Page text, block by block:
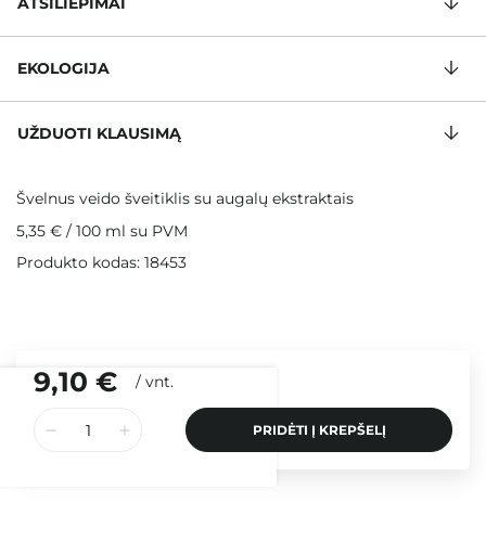
9,10 € / vnt.
PRIDĖTI Į KREPŠELĮ
EKOLOGIJA
UŽDUOTI KLAUSIMĄ
Švelnus veido šveitiklis su augalų ekstraktais
5,35 € / 100 ml su PVM
Produkto kodas: 18453